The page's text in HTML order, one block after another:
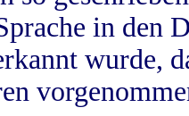
in
wurde,